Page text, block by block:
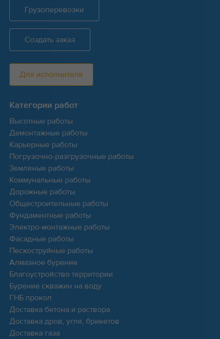
Грузоперевозки
Создать заказ
Для исполнителя
Категории работ
Высотные работы
Демонтажные работы
Карьерные работы
Погрузочно-разгрузочные работы
Земляные работы
Коммунальные работы
Дорожные работы
Общестроительные работы
Фундаментные работы
Электро-монтажные работы
Фасадные работы
Пескоструйные работы
Алмазное бурение
Благоустройство территории
Бурение скважин на воду
ГНБ прокол
Доставка бетона и раствора
Доставка дров, угля, брикетов
Доставка газа